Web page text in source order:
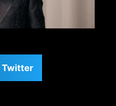
Twitter